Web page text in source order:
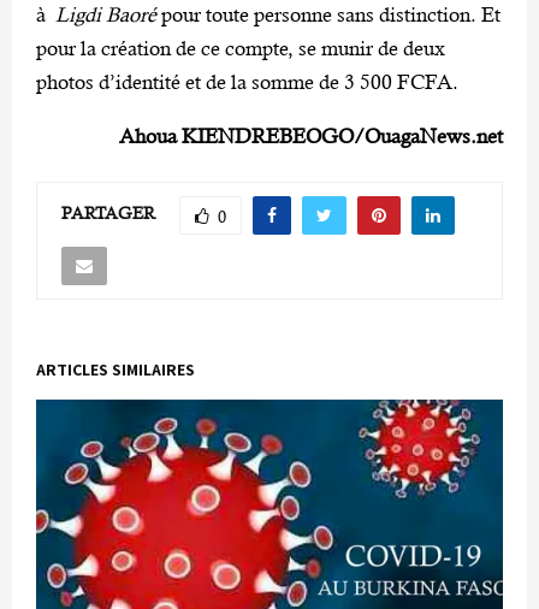
à Ligdi Baorépour toute personne sans distinction. Et
pour la création de ce compte, se munir de deux
photos d’identité et de la somme de 3 500 FCFA.
Ahoua KIENDREBEOGO/OuagaNews.net
PARTAGER 0
ARTICLES SIMILAIRES